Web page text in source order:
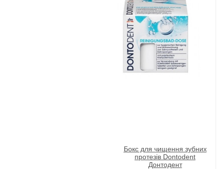
Бокс для чищення зубних
протезів Dontodent
Донтодент